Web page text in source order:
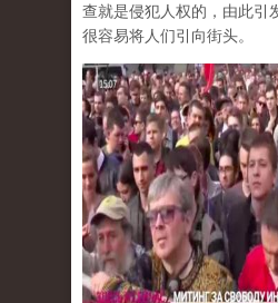
查就是侵犯人权的，由此引
很容易将人们引向街头。